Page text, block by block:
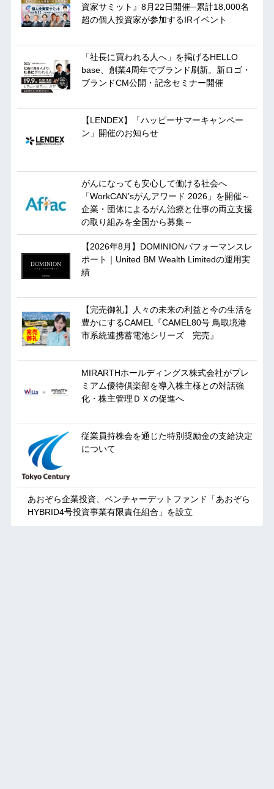
資家サミット』8月22日開催─累計18,000名
超の個人投資家が参加するIRイベント
「社長に買われる人へ」を掲げるHELLO
base、創業4周年でブランド刷新。新ロゴ・
ブランドCM公開・記念セミナー開催
【LENDEX】「ハッピーサマーキャンペー
ン」開催のお知らせ
がんになっても安心して働ける社会へ
「WorkCAN’sがんアワード 2026」を開催～
企業・団体によるがん治療と仕事の両立支援
の取り組みを全国から募集～
【2026年8月】DOMINIONパフォーマンスレ
ポート｜United BM Wealth Limitedの運用実
績
【完売御礼】人々の未来の利益と今の生活を
豊かにするCAMEL『CAMEL80号 鳥取境港
市系統連携蓄電池シリーズ 完売』
MIRARTHホールディングス株式会社がプレ
ミアム優待倶楽部を導入株主様との対話強
化・株主管理ＤＸの促進へ
従業員持株会を通じた特別奨励金の支給決定
について
あおぞら企業投資、ベンチャーデットファンド「あおぞら
HYBRID4号投資事業有限責任組合」を設立